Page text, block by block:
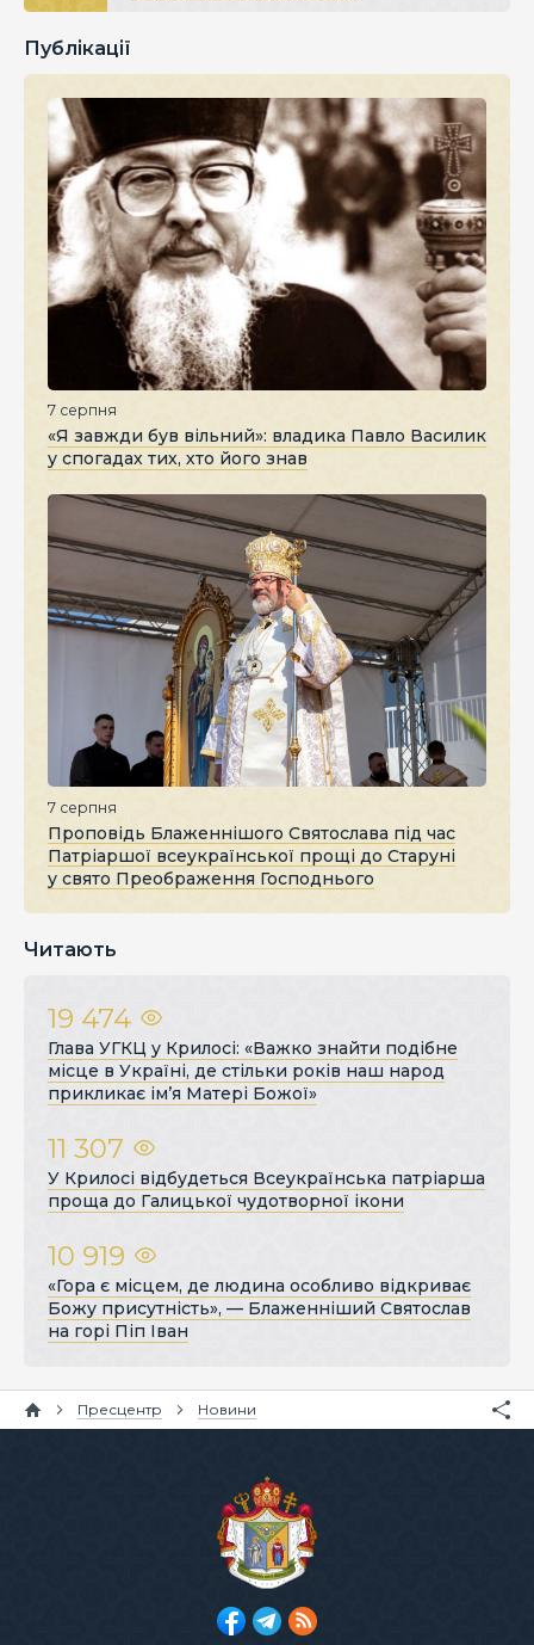
Публікації
7 серпня
«Я завжди був вільний»: владика Павло Василик
у спогадах тих, хто його знав
7 серпня
Проповідь Блаженнішого Святослава під час
Патріаршої всеукраїнської прощі до Старуні
у свято Преображення Господнього
Читають
19 474
Глава УГКЦ у Крилосі: «Важко знайти подібне
місце в Україні, де стільки років наш народ
прикликає ім’я Матері Божої»
11 307
У Крилосі відбудеться Всеукраїнська патріарша
проща до Галицької чудотворної ікони
10 919
«Гора є місцем, де людина особливо відкриває
Божу присутність», — Блаженніший Святослав
на горі Піп Іван
Пресцентр Новини